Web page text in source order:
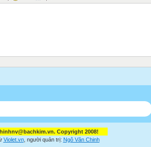
Copyright 2008!
Violet.vn, người quản trị: Ngô Văn Chinh